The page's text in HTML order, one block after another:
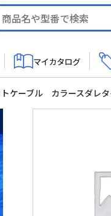
マイカタログ
トケーブル カラースダレ